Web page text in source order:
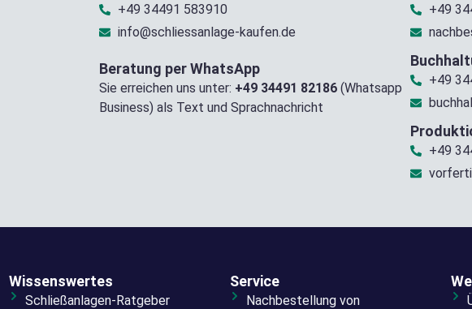
+49 34491 583910
info@schliessanlage-kaufen.de
Beratung per WhatsApp
Sie erreichen uns unter: +49 34491 82186 (Whatsapp
Business) als Text und Sprachnachricht
+49
+49
+49
Wissenswertes
Schließanlagen-Ratgeber
Service
Nachbestellung von